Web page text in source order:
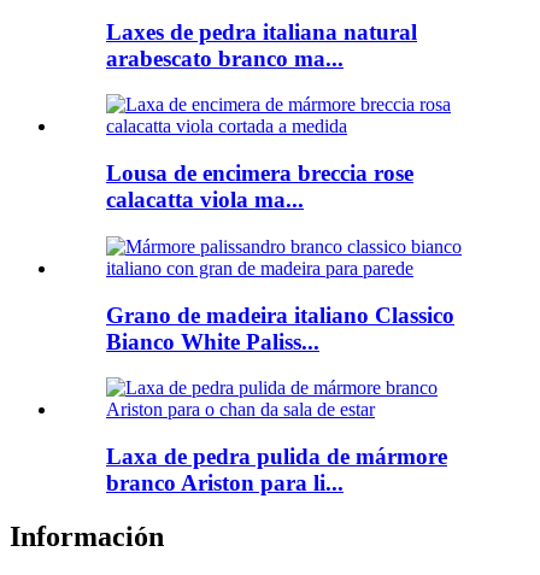
Laxes de pedra italiana natural
arabescato branco ma...
Lousa de encimera breccia rose
calacatta viola ma...
Grano de madeira italiano Classico
Bianco White Paliss...
Laxa de pedra pulida de mármore
branco Ariston para li...
Información